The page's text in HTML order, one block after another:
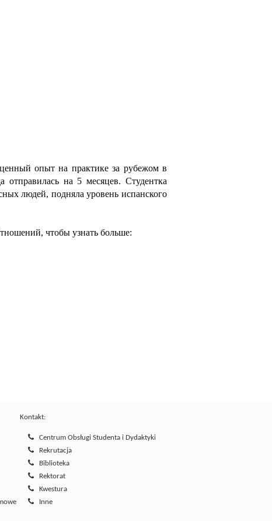
опыт на практике за рубежом в
на 5 месяцев. Студентка
людей, подняла уровень испанского
чтобы узнать больше:
Kontakt:
Centrum Obsługi Studenta i Dydaktyki
Rekrutacja
Biblioteka
Rektorat
Kwestura
Inne